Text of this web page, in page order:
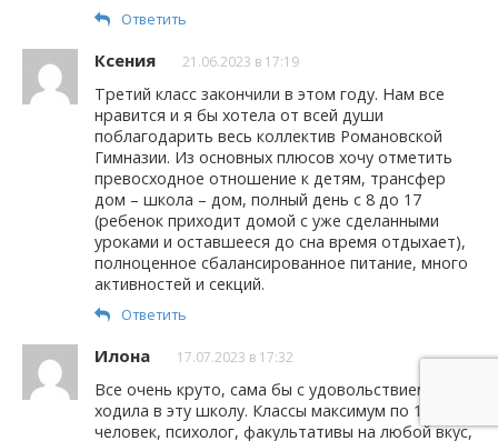
Ответить
Ксения 21.06.2023 в 17:19
Третий класс закончили в этом году. Нам все
нравится и я бы хотела от всей души
поблагодарить весь коллектив Романовской
Гимназии. Из основных плюсов хочу отметить
превосходное отношение к детям, трансфер
дом – школа – дом, полный день с 8 до 17
(ребенок приходит домой с уже сделанными
уроками и оставшееся до сна время отдыхает),
полноценное сбалансированное питание, много
активностей и секций.
Ответить
Илона 17.07.2023 в 17:32
Все очень круто, сама бы с удовольствием
ходила в эту школу. Классы максимум по 16
человек, психолог, факультативы на любой вкус,